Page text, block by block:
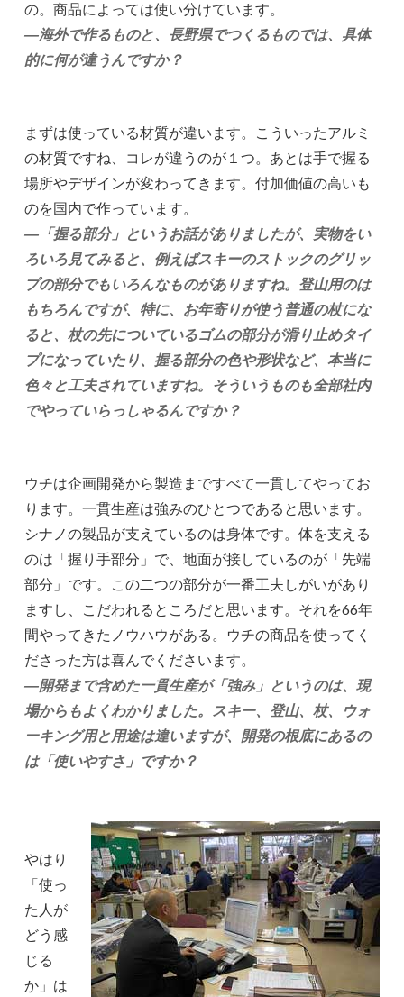
の。商品によっては使い分けています。
―海外で作るものと、長野県でつくるものでは、具体
的に何が違うんですか？
まずは使っている材質が違います。こういったアルミ
の材質ですね、コレが違うのが１つ。あとは手で握る
場所やデザインが変わってきます。付加価値の高いも
のを国内で作っています。
―「握る部分」というお話がありましたが、実物をい
ろいろ見てみると、例えばスキーのストックのグリッ
プの部分でもいろんなものがありますね。登山用のは
もちろんですが、特に、お年寄りが使う普通の杖にな
ると、杖の先についているゴムの部分が滑り止めタイ
プになっていたり、握る部分の色や形状など、本当に
色々と工夫されていますね。そういうものも全部社内
でやっていらっしゃるんですか？
ウチは企画開発から製造まですべて一貫してやってお
ります。一貫生産は強みのひとつであると思います。
シナノの製品が支えているのは身体です。体を支える
のは「握り手部分」で、地面が接しているのが「先端
部分」です。この二つの部分が一番工夫しがいがあり
ますし、こだわれるところだと思います。それを66年
間やってきたノウハウがある。ウチの商品を使ってく
ださった方は喜んでくださいます。
―開発まで含めた一貫生産が「強み」というのは、現
場からもよくわかりました。スキー、登山、杖、ウォ
ーキング用と用途は違いますが、開発の根底にあるの
は「使いやすさ」ですか？
やはり
「使っ
た人が
どう感
じる
か」は